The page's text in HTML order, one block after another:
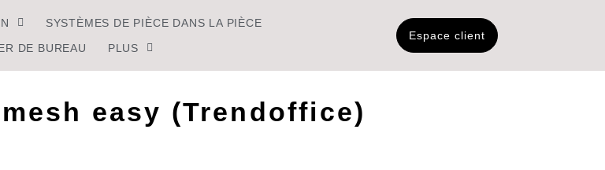
SYSTÈMES DE PIÈCE DANS LA PIÈCE
DE BUREAU
PLUS
Espace client
easy (Trendoffice)